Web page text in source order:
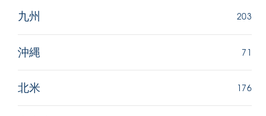
九州 203
沖縄 71
北米 176